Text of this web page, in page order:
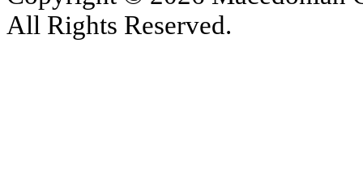
All Rights Reserved.